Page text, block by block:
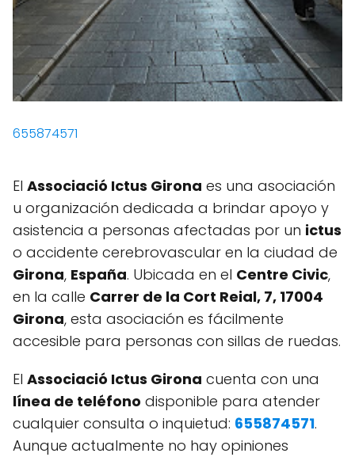
655874571
El Associació Ictus Girona es una asociación
u organización dedicada a brindar apoyo y
asistencia a personas afectadas por un ictus
o accidente cerebrovascular en la ciudad de
Girona, España. Ubicada en el Centre Civic,
en la calle Carrer de la Cort Reial, 7, 17004
Girona, esta asociación es fácilmente
accesible para personas con sillas de ruedas.
El Associació Ictus Girona cuenta con una
línea de teléfono disponible para atender
cualquier consulta o inquietud: 655874571.
Aunque actualmente no hay opiniones